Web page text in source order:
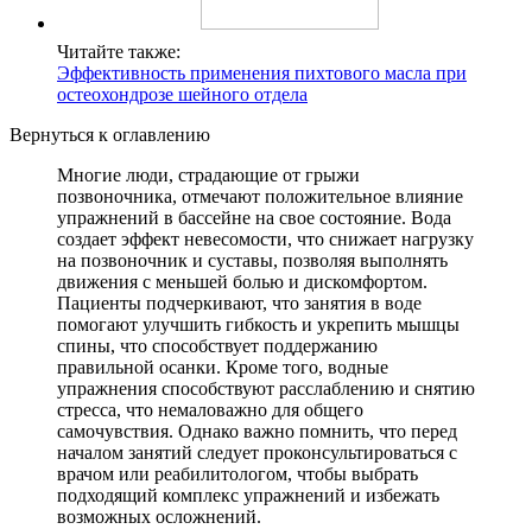
Читайте также:
Эффективность применения пихтового масла при
остеохондрозе шейного отдела
Вернуться к оглавлению
Многие люди, страдающие от грыжи
позвоночника, отмечают положительное влияние
упражнений в бассейне на свое состояние. Вода
создает эффект невесомости, что снижает нагрузку
на позвоночник и суставы, позволяя выполнять
движения с меньшей болью и дискомфортом.
Пациенты подчеркивают, что занятия в воде
помогают улучшить гибкость и укрепить мышцы
спины, что способствует поддержанию
правильной осанки. Кроме того, водные
упражнения способствуют расслаблению и снятию
стресса, что немаловажно для общего
самочувствия. Однако важно помнить, что перед
началом занятий следует проконсультироваться с
врачом или реабилитологом, чтобы выбрать
подходящий комплекс упражнений и избежать
возможных осложнений.